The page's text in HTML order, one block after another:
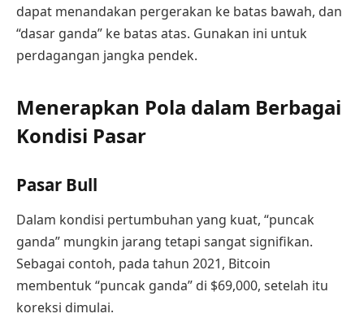
dapat menandakan pergerakan ke batas bawah, dan
“dasar ganda” ke batas atas. Gunakan ini untuk
perdagangan jangka pendek.
Menerapkan Pola dalam Berbagai
Kondisi Pasar
Pasar Bull
Dalam kondisi pertumbuhan yang kuat, “puncak
ganda” mungkin jarang tetapi sangat signifikan.
Sebagai contoh, pada tahun 2021, Bitcoin
membentuk “puncak ganda” di $69,000, setelah itu
koreksi dimulai.